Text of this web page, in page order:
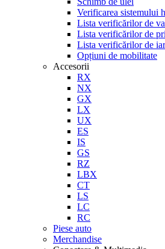
Verificarea sistemului
Lista verificărilor de
Lista verificărilor de
Lista verificărilor de
Opțiuni de mobilitate
Accesorii
RX
NX
GX
LX
UX
ES
IS
GS
RZ
LBX
CT
LS
LC
RC
Piese auto
Merchandise